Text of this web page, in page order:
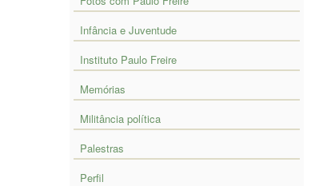
Infância e Juventude
Instituto Paulo Freire
Memórias
Militância política
Palestras
Perfil